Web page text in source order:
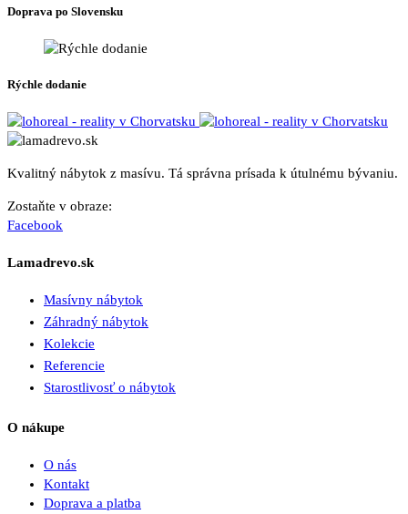
produktu.
Doprava po Slovensku
Rýchle dodanie
Kvalitný nábytok z masívu. Tá správna prísada k útulnému bývaniu.
Zostaňte v obraze:
Facebook
Lamadrevo.sk
Masívny nábytok
Záhradný nábytok
Kolekcie
Referencie
Starostlivosť o nábytok
O nákupe
O nás
Kontakt
Doprava a platba